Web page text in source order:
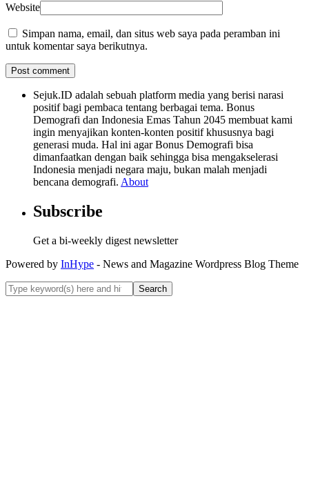
Website
Simpan nama, email, dan situs web saya pada peramban ini
untuk komentar saya berikutnya.
Sejuk.ID adalah sebuah platform media yang berisi narasi
positif bagi pembaca tentang berbagai tema. Bonus
Demografi dan Indonesia Emas Tahun 2045 membuat kami
ingin menyajikan konten-konten positif khususnya bagi
generasi muda. Hal ini agar Bonus Demografi bisa
dimanfaatkan dengan baik sehingga bisa mengakselerasi
Indonesia menjadi negara maju, bukan malah menjadi
bencana demografi. About
Subscribe
Get a bi-weekly digest newsletter
Powered by InHype - News and Magazine Wordpress Blog Theme